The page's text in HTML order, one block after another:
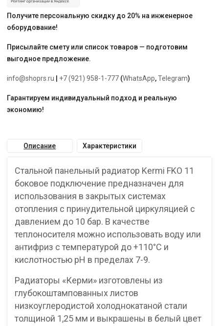
Получите персональную скидку до 20% на инженерное
оборудование!
Присылайте смету или список товаров — подготовим
выгодное предложение.
info@shoprs.ru +7 (921) 958-1-777 (WhatsApp,Telegram)
Гарантируем индивидуальный подход и реальную
экономию!
Описание Характеристики
Стальной панельный радиатор Kermi FKO 11
боковое подключение предназначен для
использования в закрытых системах
отопления с принудительной циркуляцией с
давлением до 10 бар. В качестве
теплоносителя можно использовать воду или
антифриз с температурой до +110°C и
кислотностью pH в пределах 7-9.
Радиаторы «Керми» изготовлены из
глубокоштампованных листов
низкоуглеродистой холоднокатаной стали
толщиной 1,25 мм и выкрашены в белый цвет